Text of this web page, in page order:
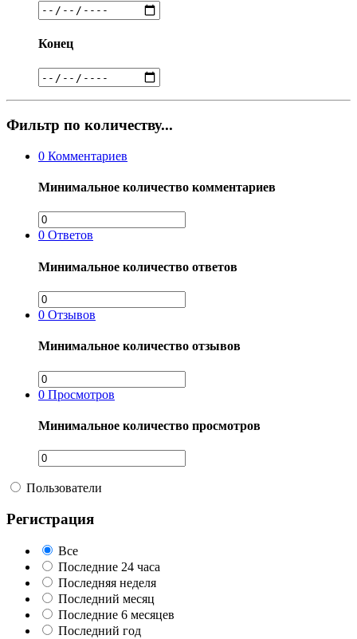
Конец
Фильтр по количеству...
0 Комментариев
Минимальное количество комментариев
0 Ответов
Минимальное количество ответов
0 Отзывов
Минимальное количество отзывов
0 Просмотров
Минимальное количество просмотров
Пользователи
Регистрация
Все
Последние 24 часа
Последняя неделя
Последний месяц
Последние 6 месяцев
Последний год